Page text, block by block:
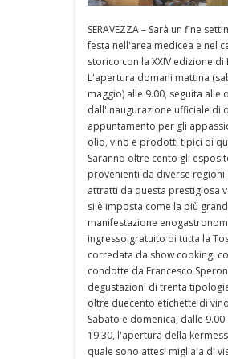
SERAVEZZA – Sarà un fine
festa nell'area medicea e nel
storico con la XXIV edizione di
L'apertura domani mattina
maggio) alle 9.00, seguita alle
dall'inaugurazione ufficiale di
appuntamento per gli
olio, vino e prodotti tipici di
Saranno oltre cento gli
provenienti da diverse regioni
attratti da questa prestigiosa
si è imposta come la più
manifestazione
ingresso gratuito di tutta la
corredata da show cooking,
condotte da Francesco
degustazioni di trenta
oltre duecento etichette di
Sabato e domenica, dalle 9.00
19.30, l'apertura della
quale sono attesi migliaia di